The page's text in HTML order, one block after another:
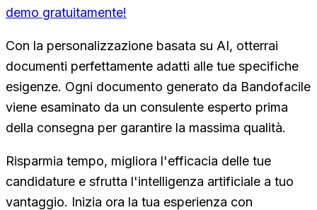
demo gratuitamente!
Con la personalizzazione basata su AI, otterrai
documenti perfettamente adatti alle tue specifiche
esigenze. Ogni documento generato da Bandofacile
viene esaminato da un consulente esperto prima
della consegna per garantire la massima qualità.
Risparmia tempo, migliora l'efficacia delle tue
candidature e sfrutta l'intelligenza artificiale a tuo
vantaggio. Inizia ora la tua esperienza con